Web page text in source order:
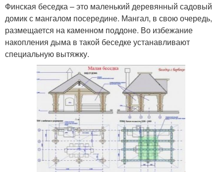
Финская беседка – это маленький деревянный садовый
домик с мангалом посередине. Мангал, в свою очередь,
размещается на каменном поддоне. Во избежание
накопления дыма в такой беседке устанавливают
специальную вытяжку.